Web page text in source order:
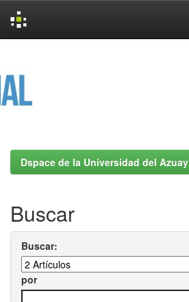
Dspace de la Universidad del Azuay
Buscar
Buscar:
por